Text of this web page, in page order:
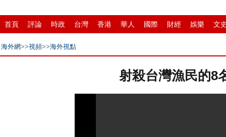
首頁 評論 時政 台灣 香港 華人 國際 財經 娛樂 文
縣域 環保 創投 成渝
海外網>>視頻>>海外視點
射殺台灣漁民的8